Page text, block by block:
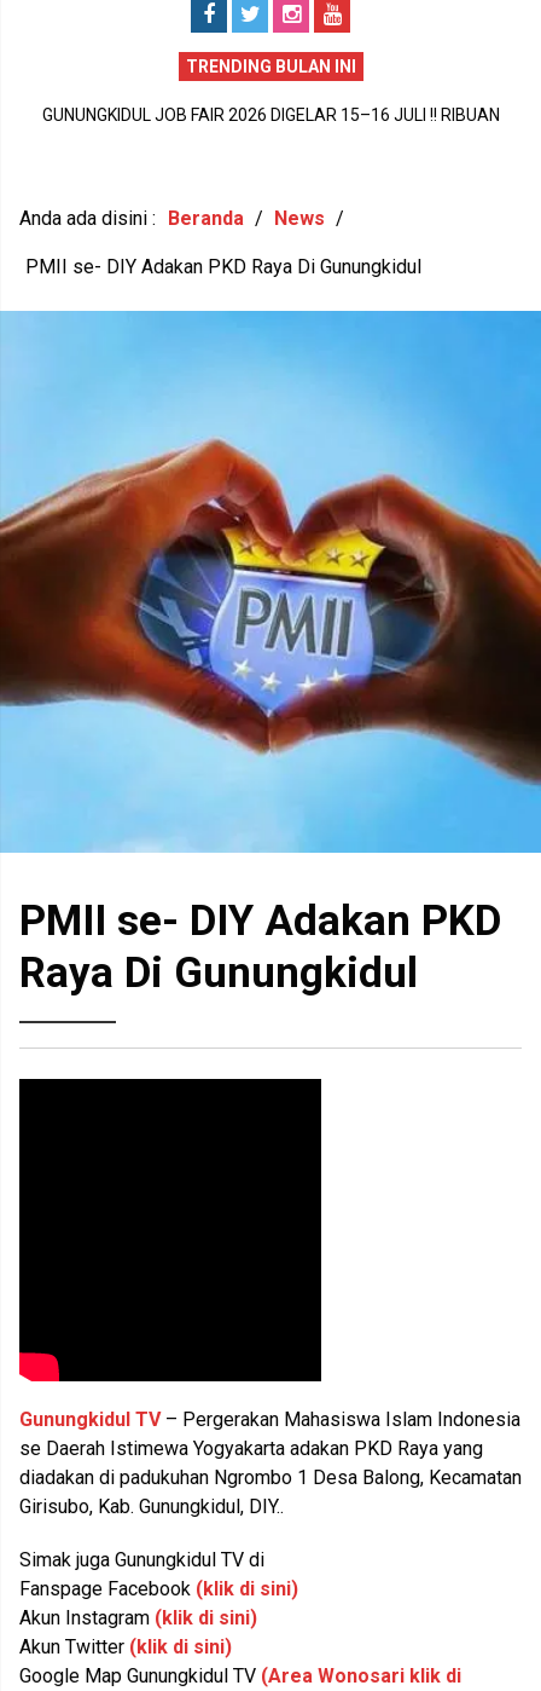
TRENDING BULAN INI
GUNUNGKIDUL JOB FAIR 2026 DIGELAR 15–16 JULI !! RIBUAN
GUNUNGKIDUL PECAH REKOR DUNIA !! 1.588 PEREMPUAN BUMI
Anda ada disini : Beranda / News /
PMII se- DIY Adakan PKD Raya Di Gunungkidul
PMII se- DIY Adakan PKD
Raya Di Gunungkidul
Gunungkidul TV– Pergerakan Mahasiswa Islam Indonesia
se Daerah Istimewa Yogyakarta adakan PKD Raya yang
diadakan di padukuhan Ngrombo 1 Desa Balong, Kecamatan
Girisubo, Kab. Gunungkidul, DIY..
Simak juga Gunungkidul TV di
Fanspage Facebook (klik di sini)
Akun Instagram (klik di sini)
Akun Twitter (klik di sini)
Google Map Gunungkidul TV (Area Wonosari klik di